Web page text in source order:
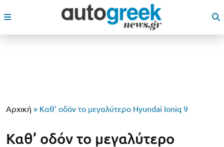
Αρχική » Καθ’ οδόν το μεγαλύτερο Hyundai Ioniq 9
Καθ’ οδόν το μεγαλύτερο